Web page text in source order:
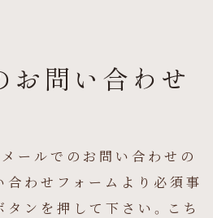
お問い合わせ
メールでのお問い合わせの
合わせフォームより必須事
タンを押して下さい。こち